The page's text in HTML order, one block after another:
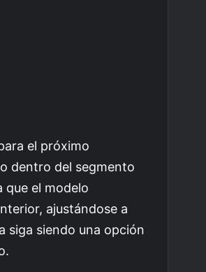
el próximo
dentro del segmento
que el modelo
ajustándose a
siga siendo una opción